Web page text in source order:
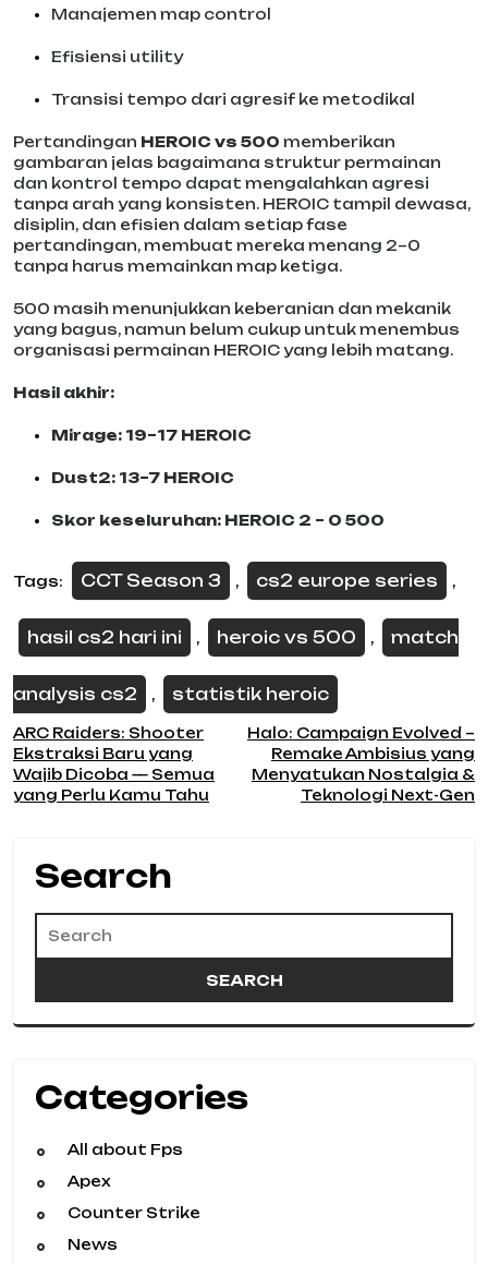
Manajemen map control
Efisiensi utility
Transisi tempo dari agresif ke metodikal
Pertandingan HEROIC vs 500 memberikan
gambaran jelas bagaimana struktur permainan
dan kontrol tempo dapat mengalahkan agresi
tanpa arah yang konsisten. HEROIC tampil dewasa,
disiplin, dan efisien dalam setiap fase
pertandingan, membuat mereka menang 2–0
tanpa harus memainkan map ketiga.
500 masih menunjukkan keberanian dan mekanik
yang bagus, namun belum cukup untuk menembus
organisasi permainan HEROIC yang lebih matang.
Hasil akhir:
Mirage: 19–17 HEROIC
Dust2: 13–7 HEROIC
Skor keseluruhan: HEROIC 2 – 0 500
Tags: CCT Season 3 , cs2 europe series ,
hasil cs2 hari ini , heroic vs 500 , match
analysis cs2 , statistik heroic
Post
navigation
ARC Raiders: Shooter
Ekstraksi Baru yang
Wajib Dicoba — Semua
yang Perlu Kamu Tahu
Halo: Campaign Evolved –
Remake Ambisius yang
Menyatukan Nostalgia &
Teknologi Next-Gen
Search
Categories
All about Fps
Apex
Counter Strike
News